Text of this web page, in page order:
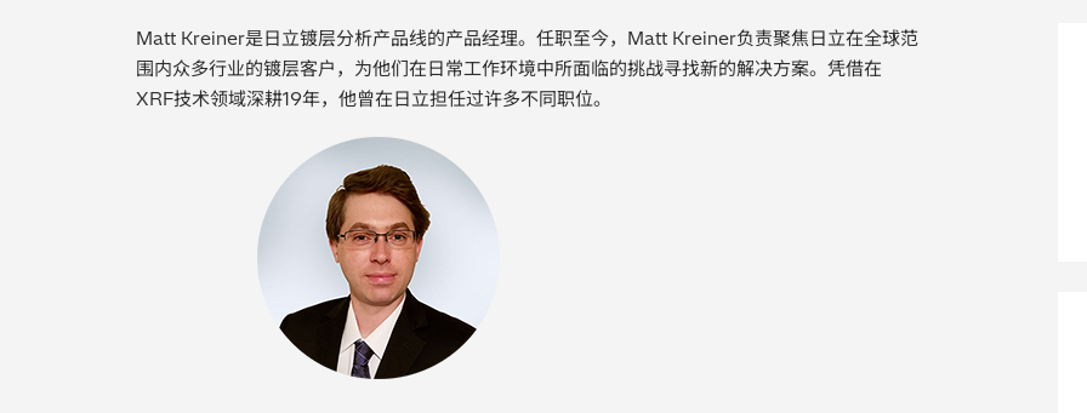
Matt Kreiner是日立镀层分析产品线的产品经理。任职至今，Matt Kreiner负责聚焦日立在全球范
围内众多行业的镀层客户，为他们在日常工作环境中所面临的挑战寻找新的解决方案。凭借在
XRF技术领域深耕19年，他曾在日立担任过许多不同职位。